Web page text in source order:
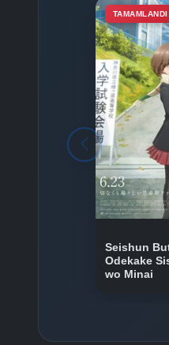
TAMAMLANDI
Seishun
Odekake
wo Minai